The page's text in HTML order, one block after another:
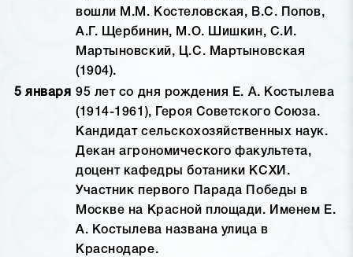
вошли М.М. Костеловская, В.С. Попов,
А.Г. Щербинин, М.О. Шишкин, С.И.
Мартыновский, Ц.С. Мартыновская
(1904).
5 января 95 лет со дня рождения Е. А. Костылева
(1914-1961), Героя Советского Союза.
Кандидат сельскохозяйственных наук.
Декан агрономического факультета,
доцент кафедры ботаники КСХИ.
Участник первого Парада Победы в
Москве на Красной площади. Именем Е.
А. Костылева названа улица в
Краснодаре.